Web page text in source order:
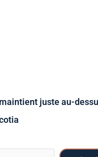
maintient juste au-